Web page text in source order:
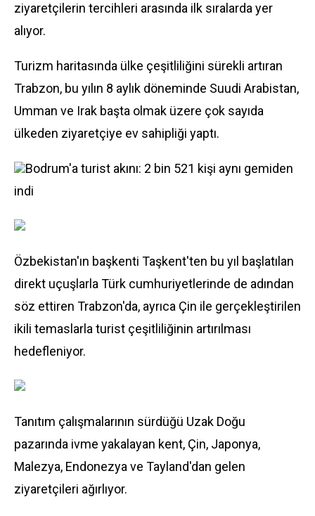
ziyaretçilerin tercihleri arasında ilk sıralarda yer
alıyor.
Turizm haritasında ülke çeşitliliğini sürekli artıran
Trabzon, bu yılın 8 aylık döneminde Suudi Arabistan,
Umman ve Irak başta olmak üzere çok sayıda
ülkeden ziyaretçiye ev sahipliği yaptı.
Bodrum'a turist akını: 2 bin 521 kişi aynı gemiden
indi
Özbekistan'ın başkenti Taşkent'ten bu yıl başlatılan
direkt uçuşlarla Türk cumhuriyetlerinde de adından
söz ettiren Trabzon'da, ayrıca Çin ile gerçekleştirilen
ikili temaslarla turist çeşitliliğinin artırılması
hedefleniyor.
Tanıtım çalışmalarının sürdüğü Uzak Doğu
pazarında ivme yakalayan kent, Çin, Japonya,
Malezya, Endonezya ve Tayland'dan gelen
ziyaretçileri ağırlıyor.